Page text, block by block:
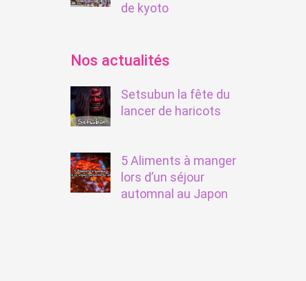
de kyoto
Nos actualités
Setsubun la fête du
lancer de haricots
5 Aliments à manger
lors d’un séjour
automnal au Japon